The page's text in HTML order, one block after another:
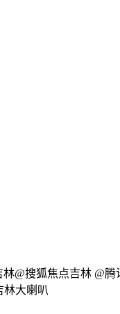
@搜狐焦点吉林 @
林大喇叭